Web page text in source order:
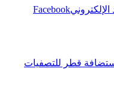
الإلكترونيFacebook
قطر للتصفيات